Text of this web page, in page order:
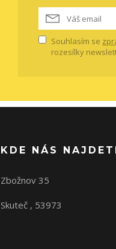
Souhlasím se
rozesílky
KDE NÁS
Zbožnov 35
Skuteč , 53973